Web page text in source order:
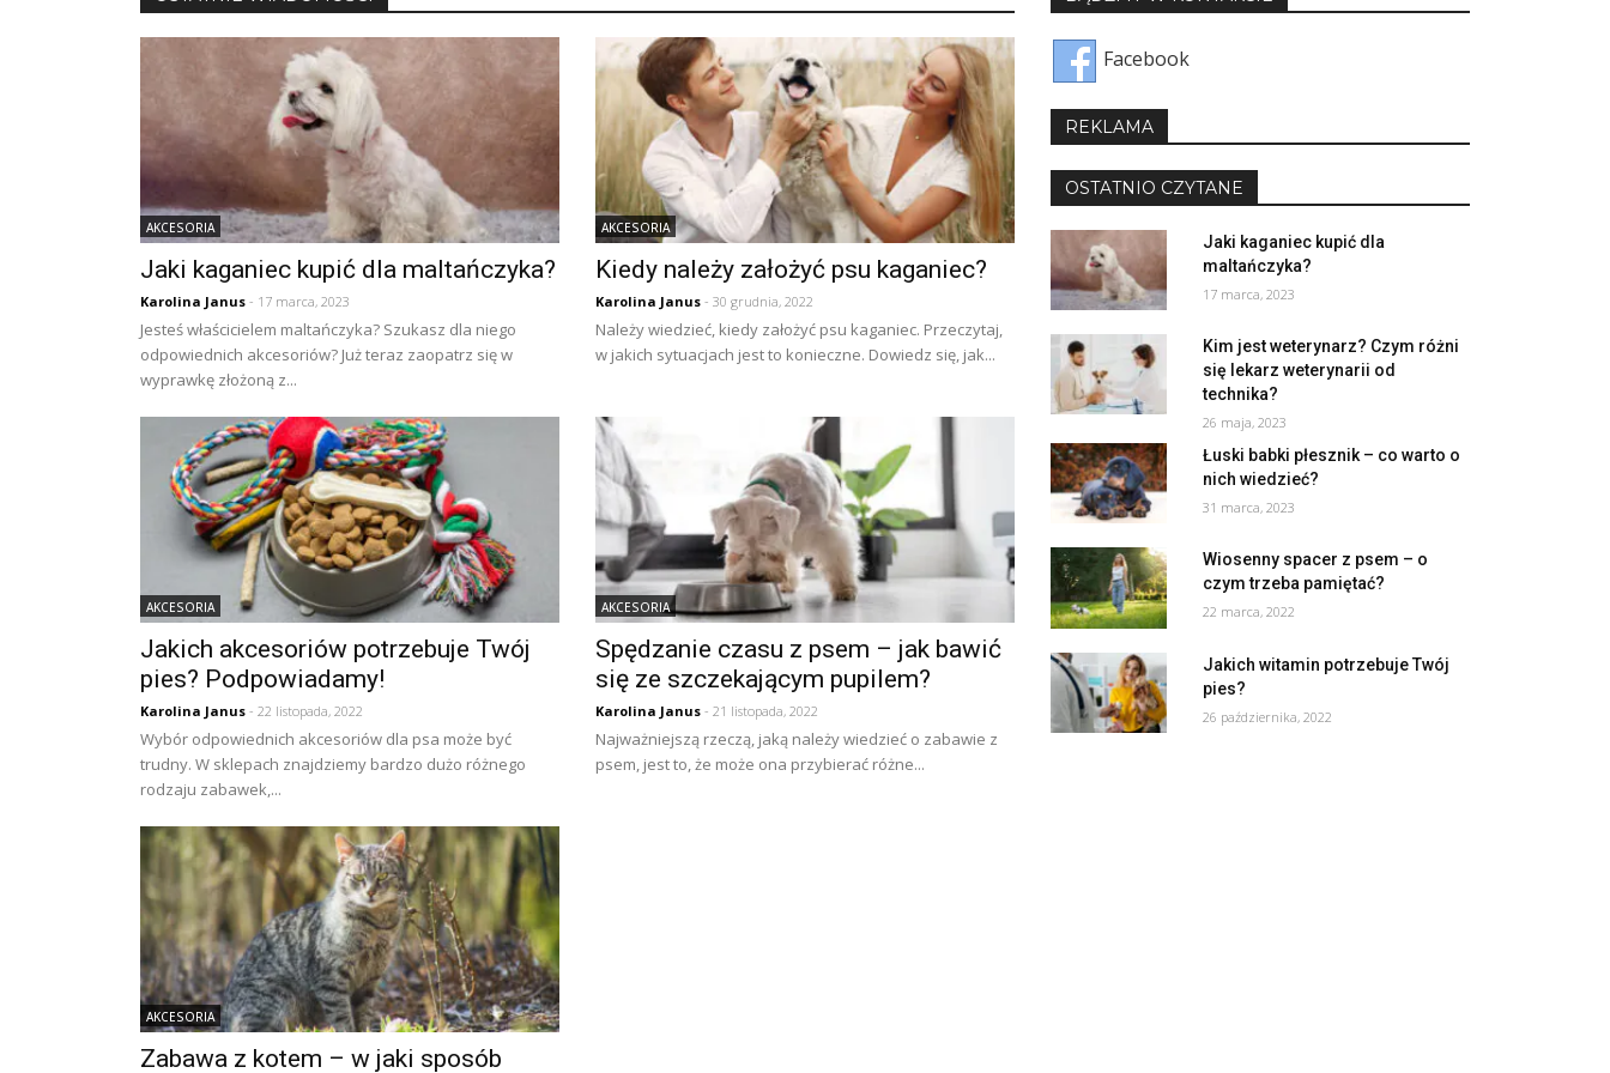
AKCESORIA
Jaki kaganiec kupić dla maltańczyka?
Karolina Janus - 17 marca, 2023
Jesteś właścicielem maltańczyka? Szukasz dla niego
odpowiednich akcesoriów? Już teraz zaopatrz się w
wyprawkę złożoną z...
AKCESORIA
Kiedy należy założyć psu kaganiec?
Karolina Janus - 30 grudnia, 2022
Należy wiedzieć, kiedy założyć psu kaganiec. Przeczytaj,
w jakich sytuacjach jest to konieczne. Dowiedz się, jak...
AKCESORIA
Jakich akcesoriów potrzebuje Twój
pies? Podpowiadamy!
Karolina Janus - 22 listopada, 2022
Wybór odpowiednich akcesoriów dla psa może być
trudny. W sklepach znajdziemy bardzo dużo różnego
rodzaju zabawek,...
AKCESORIA
Spędzanie czasu z psem – jak bawić
się ze szczekającym pupilem?
Karolina Janus - 21 listopada, 2022
Najważniejszą rzeczą, jaką należy wiedzieć o zabawie z
psem, jest to, że może ona przybierać różne...
AKCESORIA
Zabawa z kotem – w jaki sposób
Facebook
REKLAMA
OSTATNIO CZYTANE
Jaki kaganiec kupić dla
maltańczyka?
17 marca, 2023
Kim jest weterynarz? Czym różni
się lekarz weterynarii od
technika?
26 maja, 2023
Łuski babki płesznik – co warto o
nich wiedzieć?
31 marca, 2023
Wiosenny spacer z psem – o
czym trzeba pamiętać?
22 marca, 2022
Jakich witamin potrzebuje Twój
pies?
26 października, 2022